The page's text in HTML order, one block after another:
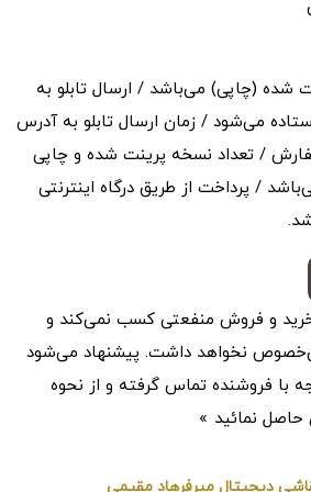
شده (چاپی) می‌باشد / ارسال تابلو به
می‌شود / زمان ارسال تابلو به آدرس
بعداز سفارش / تعداد نسخه پرینت شده و چاپی
/ پرداخت از طریق درگاه اینترنتی
خرید و فروش منفعتی کسب نمی‌کند و
نخواهد داشت. پیشنهاد می‌شود
با فروشنده تماس گرفته و از نحوه
حاصل نمائید »
دیجیتال میرفرهاد مقیمی